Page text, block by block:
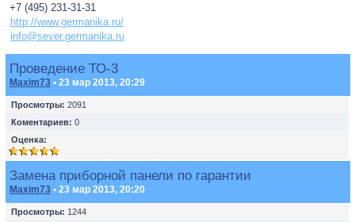
+7 (495) 231-31-31
http://www.germanika.ru/
info@sever.germanika.ru
Проведение ТО-3
Maxim73 • 23 мар 2013, 20:29
Просмотры: 2091
Коментариев: 0
Оценка:
Замена приборной панели по гарантии
Maxim73 • 23 мар 2013, 20:20
Просмотры: 1244